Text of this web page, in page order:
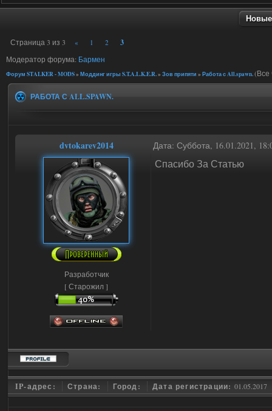
Страница 3 из 3 « 1 2 3
Модератор форума: Бармен
Форум STALKER - MODS» Моддинг игры S.T.A.L.K.E.R.» Зов припяти » Работа с All.spawn.(Все
РАБОТА С ALL.SPAWN.
dvtokarev2014 Дата: Суббота, 16.01.2021,
Разработчик
[ Старожил ]
Спасибо За Статью
IP-адрес: Страна: Город: Дата регистрации: 01.05.2017